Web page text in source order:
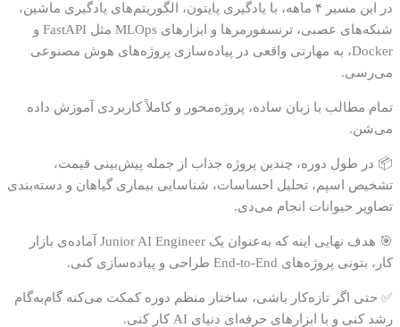
در این مسیر ۴ ماهه، با یادگیری پایتون، الگوریتم‌های یادگیری ماشین،
شبکه‌های عصبی، ترنسفورمرها و ابزارهای MLOps مثل FastAPI و
Docker، به مهارتی واقعی در پیاده‌سازی پروژه‌های هوش مصنوعی
می‌رسی.
تمام مطالب با زبان ساده، پروژه‌محور و کاملاً کاربردی آموزش داده
می‌شن.
📦 در طول دوره، چندین پروژه جذاب از جمله پیش‌بینی قیمت،
تشخیص اسپم، تحلیل احساسات، شناسایی بیماری گیاهان و دسته‌بندی
تصاویر حیوانات انجام می‌دی.
🎯 هدف نهایی اینه که به‌عنوان یک Junior AI Engineer آماده‌ی بازار
کار، بتونی پروژه‌های End-to-End طراحی و پیاده‌سازی کنی.
✅ حتی اگر تازه‌کار باشی، ساختار منظم دوره کمکت می‌کنه گام‌به‌گام
رشد کنی و با ابزارهای حرفه‌ای دنیای AI کار کنی.